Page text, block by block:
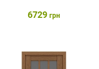
6729 грн